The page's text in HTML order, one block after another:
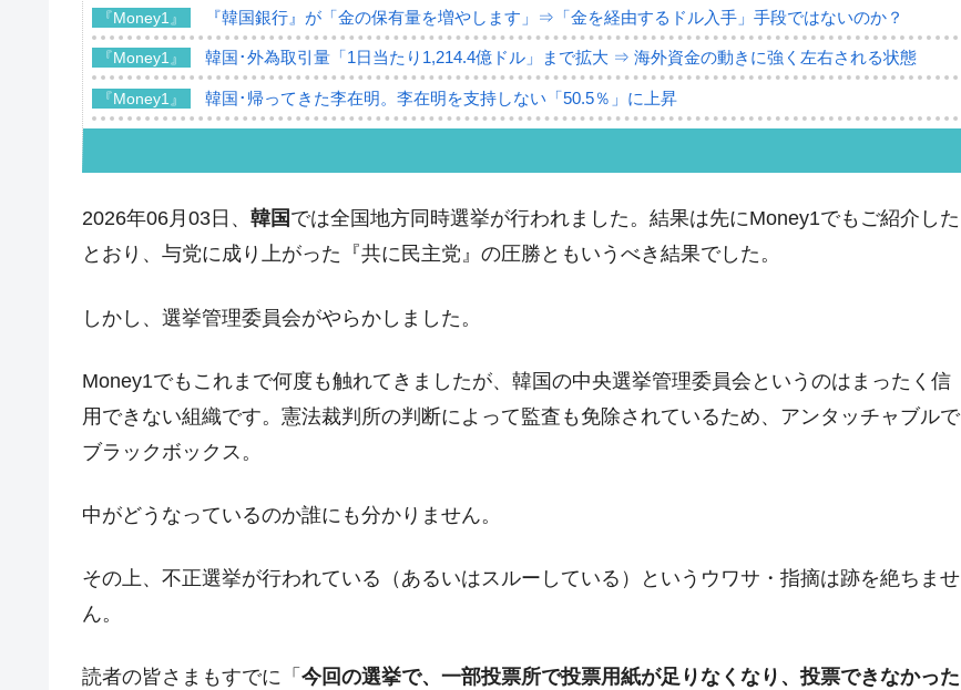
『Money1』 『韓国銀行』が「金の保有量を増やします」⇒「金を経由するドル入手」手段ではないのか？
『Money1』 韓国･外為取引量「1日当たり1,214.4億ドル」まで拡大 ⇒ 海外資金の動きに強く左右される状態
『Money1』 韓国･帰ってきた李在明。李在明を支持しない「50.5％」に上昇
『Money1』 韓国･警察職員が「丸刈りになって抗議活動」
『Money1』 中国だけが鉄鋼輸出を異常増加させる ⇒ 中国の過剰生産が世界を蝕む。
『Money1』 【米韓激突案件】韓国消費者院が『クーパン』1人当たり賠償10万ウォンを認定 ⇒ 総額3兆7,000億
『Money1』 韓国で猛暑。南東部では干ばつ
『Money1』 韓国型イージス搭載の次世代駆逐艦「KDDX」1番艦、2032年竣工と公示
『Money1』 【対日本円】ウォン安が急進！ 日米の協調に韓国がいっちょがみしたのでは。
1.9倍！
ドを掲げる「在韓反米勢力」
『Money1』
『Money1』 JPモルガン「韓国レバレッジETFの清算はほぼ終わった」
2026年06月03日、 韓国 では全国地方同時選挙が行われました。結果は先にMoney1でもご紹介した
とおり、与党に成り上がった『共に民主党』の圧勝ともいうべき結果でした。
しかし、選挙管理委員会がやらかしました。
Money1でもこれまで何度も触れてきましたが、韓国の中央選挙管理委員会というのはまったく信
用できない組織です。憲法裁判所の判断によって監査も免除されているため、アンタッチャブルで
ブラックボックス。
中がどうなっているのか誰にも分かりません。
その上、不正選挙が行われている（あるいはスルーしている）というウワサ・指摘は跡を絶ちませ
ん。
読者の皆さまもすでに「 今回の選挙で、一部投票所で投票用紙が足りなくなり、投票できなかった